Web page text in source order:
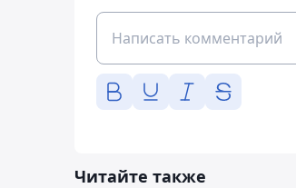
Читайте также